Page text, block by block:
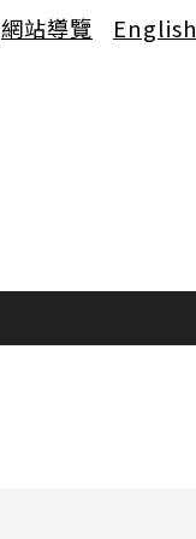
網站導覽 English